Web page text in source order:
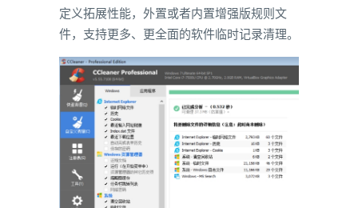
定义拓展性能，外置或者内置增强版规则文
件，支持更多、更全面的软件临时记录清理。